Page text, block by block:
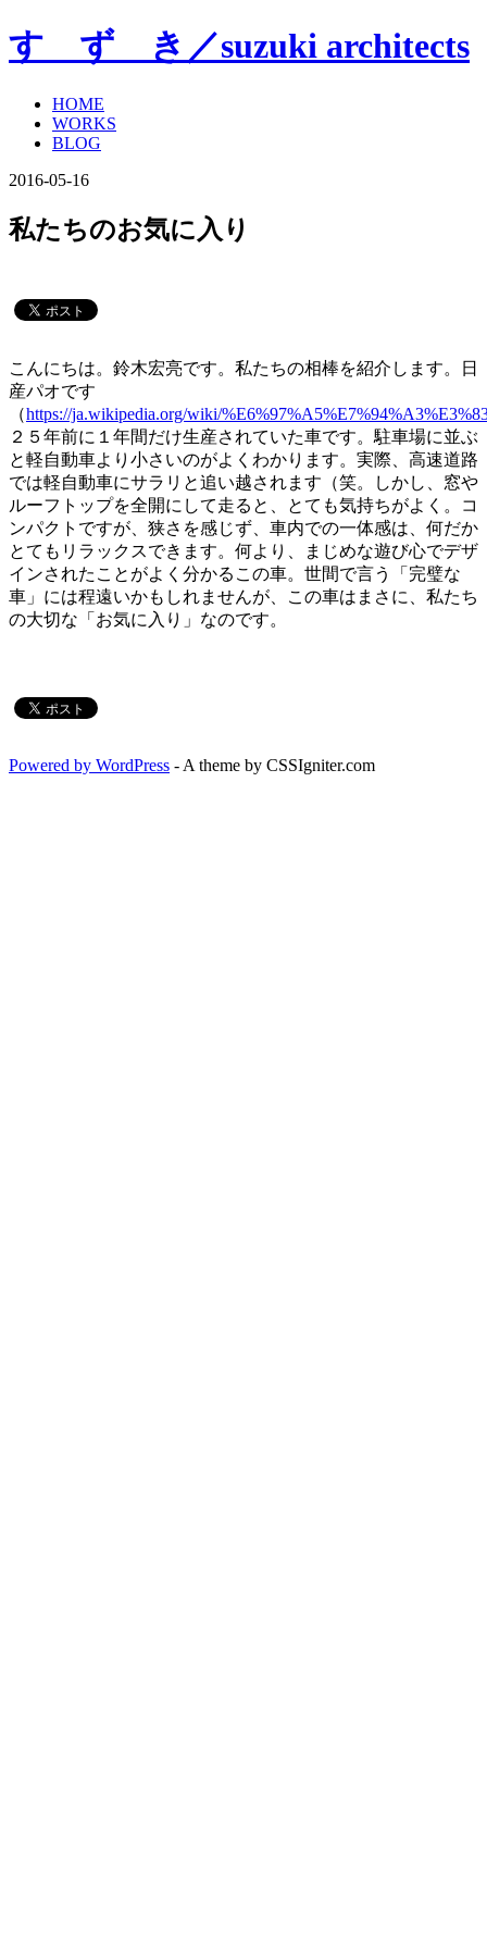
す ず き／suzuki architects
HOME
WORKS
BLOG
2016-05-16
私たちのお気に入り
こんにちは。鈴木宏亮です。私たちの相棒を紹介します。日
産パオです
（https://ja.wikipedia.org/wiki/
２５年前に１年間だけ生産されていた車です。駐車場に並ぶ
と軽自動車より小さいのがよくわかります。実際、高速道路
では軽自動車にサラリと追い越されます（笑。しかし、窓や
ルーフトップを全開にして走ると、とても気持ちがよく。コ
ンパクトですが、狭さを感じず、車内での一体感は、何だか
とてもリラックスできます。何より、まじめな遊び心でデザ
インされたことがよく分かるこの車。世間で言う「完璧な
車」には程遠いかもしれませんが、この車はまさに、私たち
の大切な「お気に入り」なのです。
Powered by WordPress - A theme by CSSIgniter.com